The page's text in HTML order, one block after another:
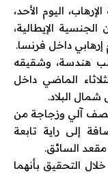
، اليوم الأحد،
الإيطالية،
داخل فرنسا.
عاماً)، وهو طالب هندسة، وشقيقه
الماضي داخل
شمال البلاد.
آلي وزجاجة من
إلى راية تابعة
السائق.
التحقيق بأنهما